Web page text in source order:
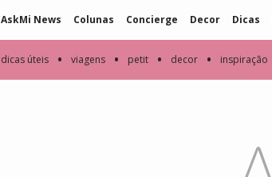
AskMi News Colunas Concierge Decor Dicas
dicas úteis • viagens • petit • decor • inspiração